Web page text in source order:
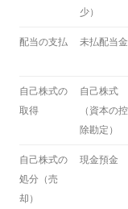
少）
配当の支払 未払配当金
自己株式の
取得
自己株式
（資本の控
除勘定）
自己株式の
処分（売
却）
現金預金